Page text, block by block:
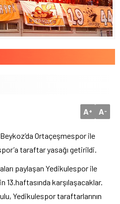
A+ A-
Ortaçeşmespor ile
taraftar yasağı getirildi.
paylaşan Yedikulespor ile
13.haftasında karşılaşacaklar.
Yedikulespor taraftarlarının